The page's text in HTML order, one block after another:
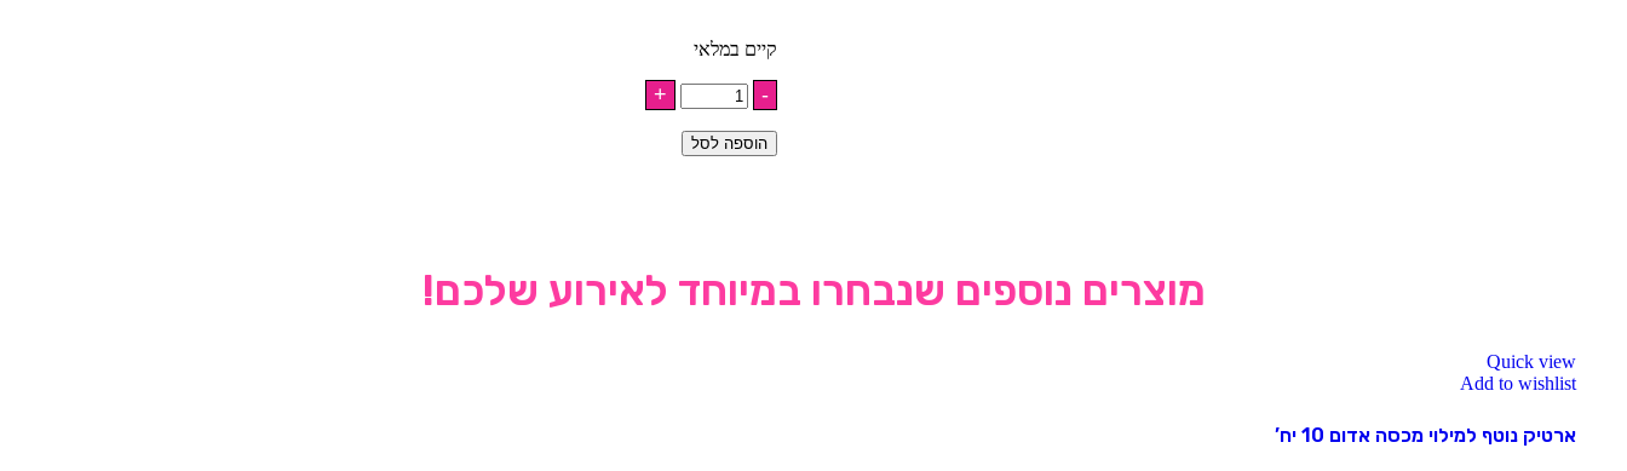
קיים במלאי
הוספה לסל
מוצרים נוספים שנבחרו במיוחד לאירוע שלכם!
Quick view
Add to wishlist
ארטיק נוטף למילוי מכסה אדום 10 יח’